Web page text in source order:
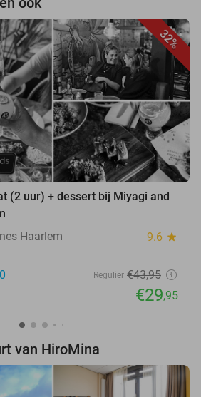
32%
(2 uur) + dessert bij Miyagi and
Haarlem
9.6 star
Regulier €43,95
€29,95
van HiroMina